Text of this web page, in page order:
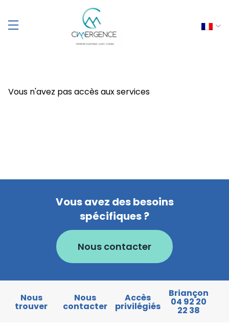
Vous n'avez pas accès aux services
Vous avez des besoins
spécifiques ?
Nous contacter
Nous
trouver
Nous
contacter
Accès
privilégiés
Briançon
04 92 20
22 38